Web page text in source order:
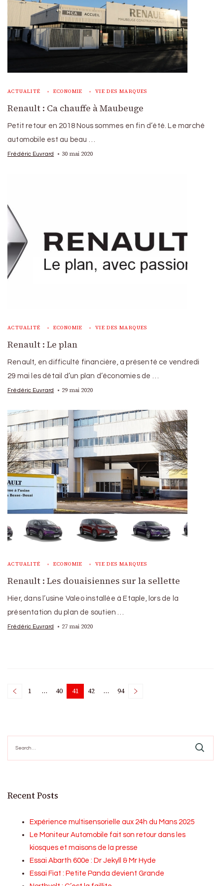
ACTUALITÉ ECONOMIE VIE DES MARQUES
Renault : Ca chauffe à Maubeuge
Petit retour en 2018 Nous sommes en fin d’été. Le marché
automobile est au beau …
Frédéric Euvrard 30 mai 2020
ACTUALITÉ ECONOMIE VIE DES MARQUES
Renault : Le plan
Renault, en difficulté financière, a présenté ce vendredi
29 mai les détail d’un plan d’économies de …
Frédéric Euvrard 29 mai 2020
ACTUALITÉ ECONOMIE VIE DES MARQUES
Renault : Les douaisiennes sur la sellette
Hier, dans l’usine Valeo installée à Etaple, lors de la
présentation du plan de soutien …
Frédéric Euvrard 27 mai 2020
Posts
Page
1 … Page
40 Page
41 Page
42 … Page
94
for:
Recent Posts
Expérience multisensorielle aux 24h du Mans 2025
Le Moniteur Automobile fait son retour dans les
kiosques et maisons de la presse
Essai Abarth 600e : Dr Jekyll & Mr Hyde
Essai Fiat : Petite Panda devient Grande